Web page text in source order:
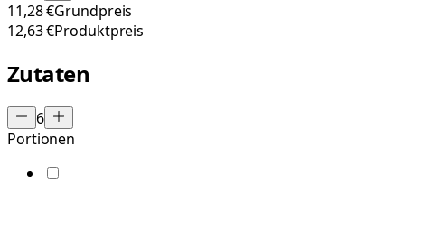
11,28 €Grundpreis
12,63 €Produktpreis
Zutaten
6
Portionen